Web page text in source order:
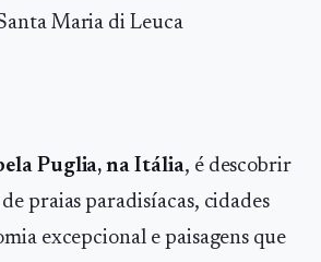
Maria di Leuca
Puglia, na Itália, é descobrir
praias paradisíacas, cidades
excepcional e paisagens que